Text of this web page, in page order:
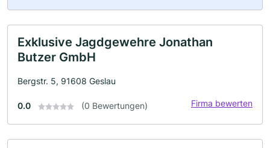
Exklusive Jagdgewehre Jonathan
Butzer GmbH
Bergstr. 5, 91608 Geslau
0.0 (0 Bewertungen) Firma bewerten